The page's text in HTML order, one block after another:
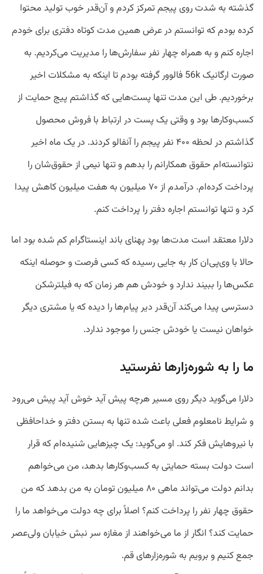
گذشته به شدت روی پیجم تمرکز کردم و آن‌قدر خوب تولید محتوا
کرده بودم که توانستم در عرض همین مدت کوتاه دفتری برای خودم
اجاره کنم و به همراه چهار نفر سفارش‌ها را مدیریت می‌کردیم. به
صورت ارگانیک 56k فالوور گرفته بودم تا اینکه به مشکلات اخیر
برخوردیم. طی این مدت تنها پست‌هایی که گذاشتم پیج حمایت از
کسب‌وکارها بود و وقتی یک پست در ارتباط با فروش محصول
گذاشتم در لحظه ۴۰۰ نفر پیجم را آنفالو کردند. در یک ماه اخیر
نتوانسته‌ام حقوق همکارانم را بدهم و تنها نیمی از حقوق‌شان را
پرداخت کرده‌ام. درآمدم از ۷۰ میلیون به هفت میلیون کاهش پیدا
کرد و تنها توانستم اجاره دفتر را پرداخت کنم.
دلارا معتقد است مدت‌ها بود پهنای باند اینستاگرام کم شده بود اما
حالا با وی‌پی‌ان کار به جایی رسیده که کسی فرصت و حوصله اینکه
عکس‌ها را ببیند ندارد و خودش هم هر زمان که به فیلترشکن
دسترسی پیدا می‌کند آن‌قدر دیر پیام‌ها را دیده که یا مشتری دیگر
خواهان نیست یا خودش جنس را موجود ندارد.
ما را به شوره‌زارها نفرستید
دلارا می‌گوید دیگر روی مسیر هرچه پیش آید خوش آید پیش می‌رود
و شرایط نامعلوم فعلی باعث شده تنها به بستن دفتر و خداحافظی
با نیروهایش فکر کند. او می‌گوید: یک چیزهایی شنیده‌ام که قرار
است دولت بسته حمایتی به کسب‌وکارها بدهد، من می‌خواهم
بدانم دولت می‌تواند ماهی ۸۰ میلیون تومان به من بدهد که من
حقوق چهار نفر را پرداخت کنم؟ اصلاً برای چه دولت می‌خواهد ما را
حمایت کند؟ انگار از ما می‌خواهند از مغازه سر نبش خیابان ولی‌عصر
جمع کنیم و برویم به شوره‌زارهای قم.